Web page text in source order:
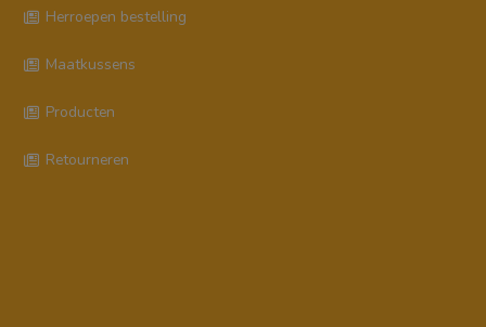
Herroepen bestelling
Maatkussens
Producten
Retourneren